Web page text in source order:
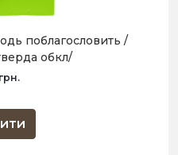
поблагословить /
обкл/